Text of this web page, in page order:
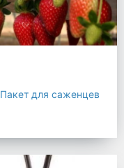
Пакет для саженцев